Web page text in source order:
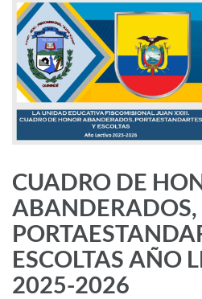
CUADRO DE
ABANDERADOS,
ESCOLTAS AÑO
2025-2026